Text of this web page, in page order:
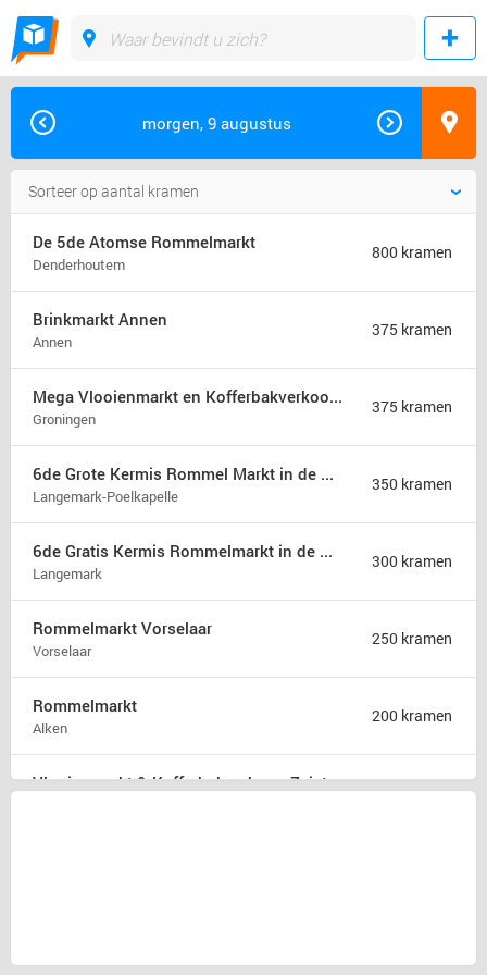
morgen, 9 augustus
De 5de Atomse Rommelmarkt
Denderhoutem
800 kramen
Brinkmarkt Annen
Annen
375 kramen
Mega Vlooienmarkt en Kofferbakverkoop Groningen (mega markt)
Groningen
375 kramen
6de Grote Kermis Rommel Markt in de Madonna
Langemark-Poelkapelle
350 kramen
6de Gratis Kermis Rommelmarkt in de Madonna
Langemark
300 kramen
Rommelmarkt Vorselaar
Vorselaar
250 kramen
Rommelmarkt
Alken
200 kramen
Vlooienmarkt & Kofferbakverkoop Zeist 175 kramen